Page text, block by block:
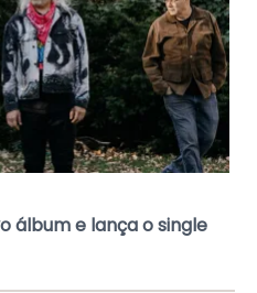
álbum e lança o single